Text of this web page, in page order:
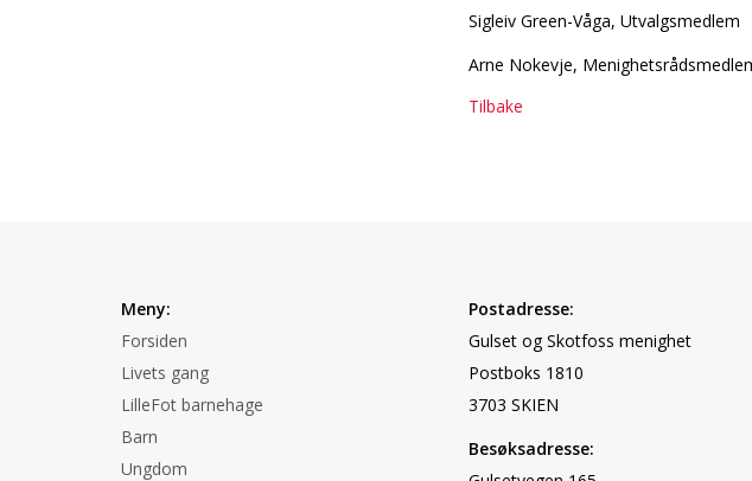
Sigleiv Green-Våga, Utvalgsmedlem
Arne Nokevje,
Tilbake
Meny:
Forsiden
Livets gang
LilleFot barnehage
Barn
Ungdom
Postadresse:
Gulset og Skotfoss menighet
Postboks 1810
3703 SKIEN
Besøksadresse: